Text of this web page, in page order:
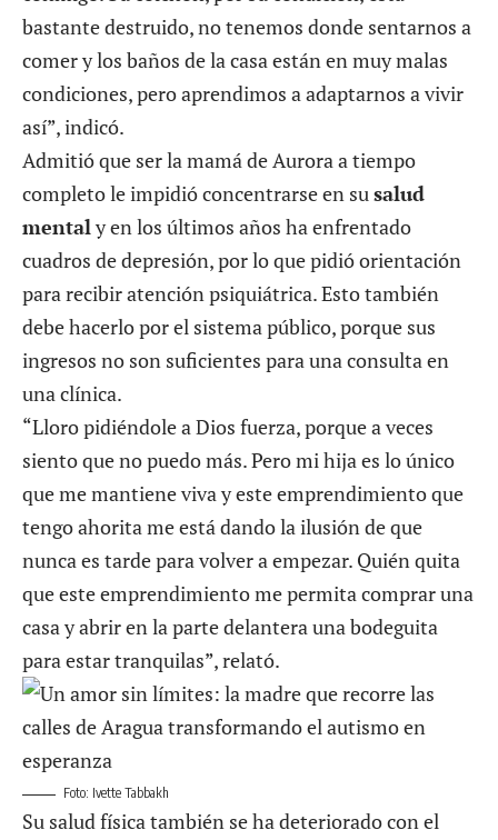
bastante destruido, no tenemos donde sentarnos a
comer y los baños de la casa están en muy malas
condiciones, pero aprendimos a adaptarnos a vivir
así”, indicó.
Admitió que ser la mamá de Aurora a tiempo
completo le impidió concentrarse en susalud
mentaly en los últimos años ha enfrentado
cuadros de depresión, por lo que pidió orientación
para recibir atención psiquiátrica. Esto también
debe hacerlo por el sistema público, porque sus
ingresos no son suficientes para una consulta en
una clínica.
“Lloro pidiéndole a Dios fuerza, porque a veces
siento que no puedo más. Pero mi hija es lo único
que me mantiene viva y este emprendimiento que
tengo ahorita me está dando la ilusión de que
nunca es tarde para volver a empezar. Quién quita
que este emprendimiento me permita comprar una
casa y abrir en la parte delantera una bodeguita
para estar tranquilas”, relató.
Foto: Ivette Tabbakh
Su salud física también se ha deteriorado con el